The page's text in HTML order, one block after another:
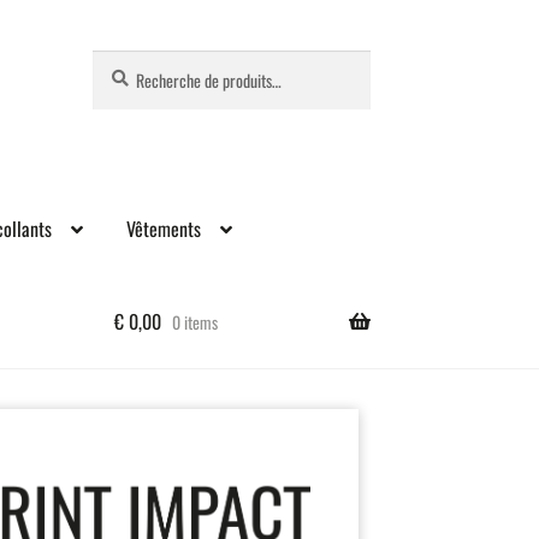
pour :
Vêtements
€ 0,00 0 items